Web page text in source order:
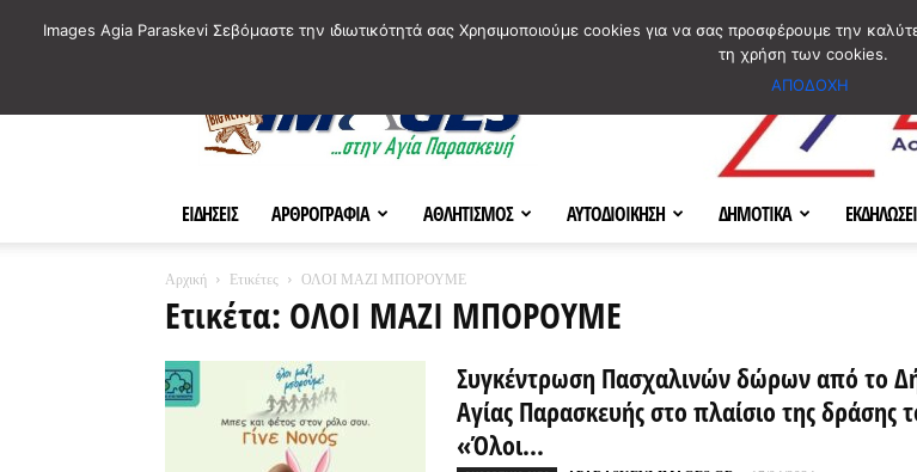
ΕΙΔΗΣΕΙΣ ΑΡΘΡΟΓΡΑΦΙΑ ΑΘΛΗΤΙΣΜΟΣ ΑΥΤΟΔΙΟΙΚΗΣΗ ΔΗΜΟΤΙΚΑ
Αρχική Ετικέτες ΟΛΟΙ ΜΑΖΙ ΜΠΟΡΟΥΜΕ
Ετικέτα: ΟΛΟΙ ΜΑΖΙ ΜΠΟΡΟΥΜΕ
Συγκέντρωση Πασχαλινών δώρων από το
Αγίας Παρασκευής στο πλαίσιο της δράσης
«Όλοι...
Images Agia Paraskevi Σεβόμαστε την ιδιωτικότητά σας Χρησιμοποιούμε cookies για να σας προσφέρουμε την
τη χρήση των cookies.
ΑΠΟΔΟΧΗ